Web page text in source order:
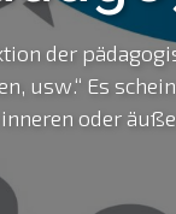
der
usw.“ Es
oder